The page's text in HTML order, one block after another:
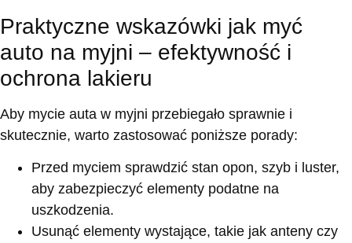
Praktyczne wskazówki jak myć
auto na myjni – efektywność i
ochrona lakieru
Aby mycie auta w myjni przebiegało sprawnie i
skutecznie, warto zastosować poniższe porady:
Przed myciem sprawdzić stan opon, szyb i luster,
aby zabezpieczyć elementy podatne na
uszkodzenia.
Usunąć elementy wystające, takie jak anteny czy